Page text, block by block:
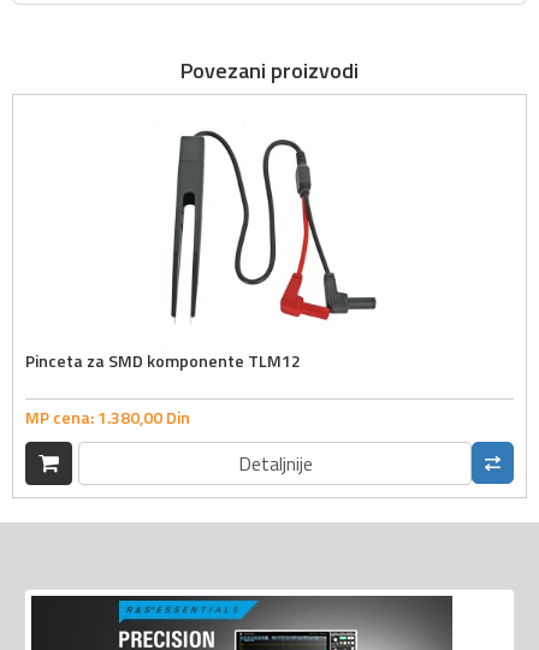
Povezani proizvodi
Pinceta za SMD komponente TLM12
MP cena:1.380,00Din
Detaljnije